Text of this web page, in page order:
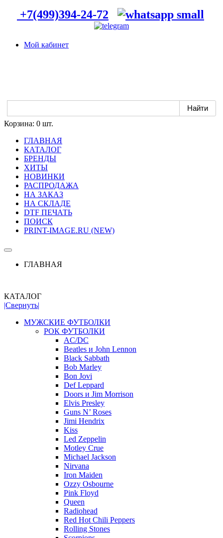
+7(499)394-24-72
Мой кабинет
Корзина: 0 шт.
ГЛАВНАЯ
КАТАЛОГ
БРЕНДЫ
ХИТЫ
НОВИНКИ
РАСПРОДАЖА
НА ЗАКАЗ
НА СКЛАДЕ
DTF ПЕЧАТЬ
ПОИСК
PRINT-IMAGE.RU (NEW)
ГЛАВНАЯ
КАТАЛОГ
|Свернуть|
МУЖСКИЕ ФУТБОЛКИ
РОК ФУТБОЛКИ
AC/DC
Beatles и John Lennon
Black Sabbath
Bob Marley
Bon Jovi
Def Leppard
Doors и Jim Morrison
Elvis Presley
Guns N’ Roses
Jimi Hendrix
Kiss
Led Zeppelin
Motley Crue
Michael Jackson
Nirvana
Iron Maiden
Ozzy Osbourne
Pink Floyd
Queen
Radiohead
Red Hot Chili Peppers
Rolling Stones